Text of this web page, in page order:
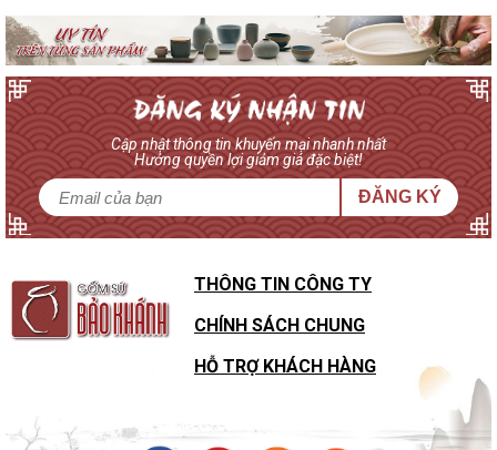
Cập nhật thông tin khuyến mại nhanh nhất
Hưởng quyền lợi giảm giá đặc biệt!
ĐĂNG KÝ
THÔNG TIN CÔNG TY
CHÍNH SÁCH CHUNG
HỖ TRỢ KHÁCH HÀNG